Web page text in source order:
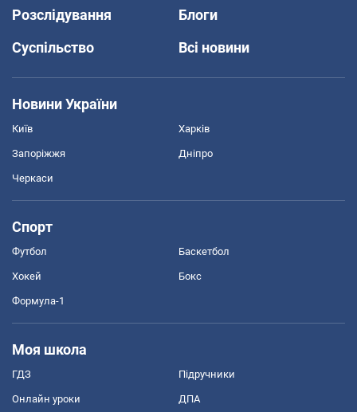
Розслідування
Блоги
Суспільство
Всі новини
Новини України
Київ Харків
Запоріжжя Дніпро
Черкаси
Спорт
Футбол Баскетбол
Хокей Бокс
Формула-1
Моя школа
ГДЗ Підручники
Онлайн уроки ДПА